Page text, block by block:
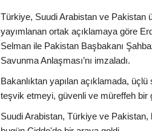
Türkiye, Suudi Arabistan ve Pakistan
yayımlanan ortak açıklamaya göre
Selman ile Pakistan Başbakanı
Savunma Anlaşması’nı imzaladı.
Bakanlıktan yapılan açıklamada,
teşvik etmeyi, güvenli ve müreffeh bir
Suudi Arabistan, Türkiye ve